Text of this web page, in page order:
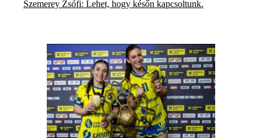
Szemerey Zsófi: Lehet, hogy későn kapcsoltunk.